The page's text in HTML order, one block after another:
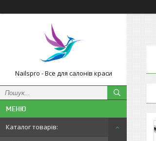
Nailspro - Все для салонів краси
Каталог товарів: